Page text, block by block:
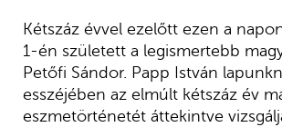
Kétszáz évvel ezelőtt ezen a
1-én született a legismertebb
Petőfi Sándor. Papp István
esszéjében az elmúlt kétszáz év
eszmetörténetét áttekintve